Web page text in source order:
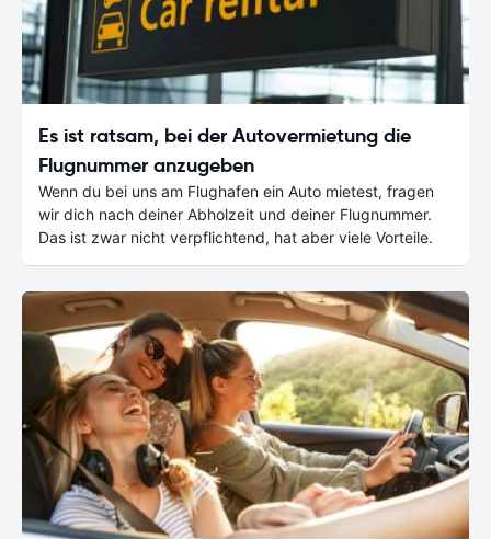
Es ist ratsam, bei der Autovermietung die
Flugnummer anzugeben
Wenn du bei uns am Flughafen ein Auto mietest, fragen
wir dich nach deiner Abholzeit und deiner Flugnummer.
Das ist zwar nicht verpflichtend, hat aber viele Vorteile.